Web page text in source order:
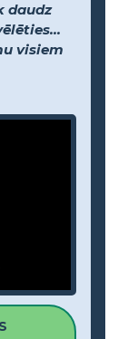
daudz
visiem